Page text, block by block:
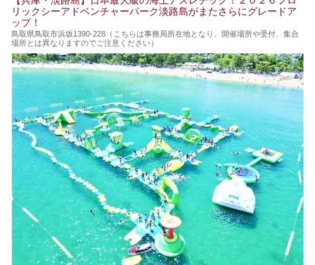
リックシーアドベンチャーパーク淡路島がまたさらにグレードア
ップ！
鳥取県鳥取市浜坂1390‐228（こちらは事務局所在地となり、開催場所や受付、集合
場所とは異なりますのでご注意ください）